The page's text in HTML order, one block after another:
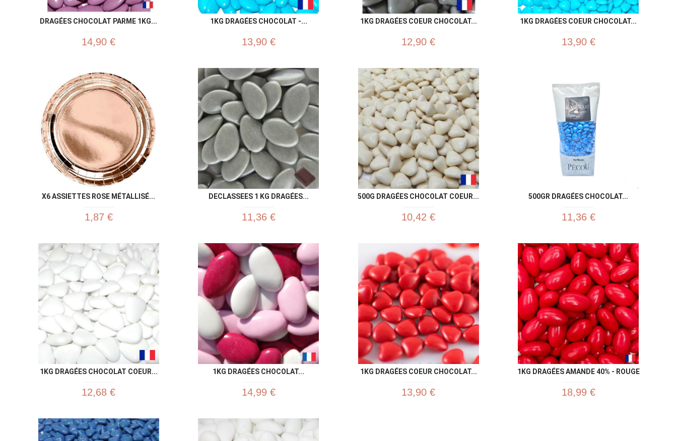
DRAGÉES CHOCOLAT PARME 1KG...
14,90 €
1KG DRAGÉES CHOCOLAT -...
13,90 €
1KG DRAGÉES COEUR CHOCOLAT...
12,90 €
1KG DRAGÉES COEUR CHOCOLAT...
13,90 €
X6 ASSIETTES ROSE MÉTALLISÉ...
1,87 €
Aperçu rapide
DECLASSEES 1 KG DRAGÉES...
11,36 €
Aperçu rapide
500G DRAGÉES CHOCOLAT COEUR...
10,42 €
Aperçu rapide
500GR DRAGÉES CHOCOLAT...
11,36 €
1KG DRAGÉES CHOCOLAT COEUR...
12,68 €
 Aperçu rapide
1KG DRAGÉES CHOCOLAT...
14,99 €
Aperçu rapide
1KG DRAGÉES COEUR CHOCOLAT...
13,90 €
Aperçu rapide
1KG DRAGÉES AMANDE 40% - ROUGE
18,99 €
 Aperçu rapide